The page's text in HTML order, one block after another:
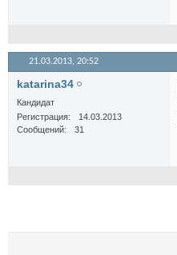
21.03.2013, 20:52
katarina34
Кандидат
Регистрация
14.03.2013
Сообщений
31